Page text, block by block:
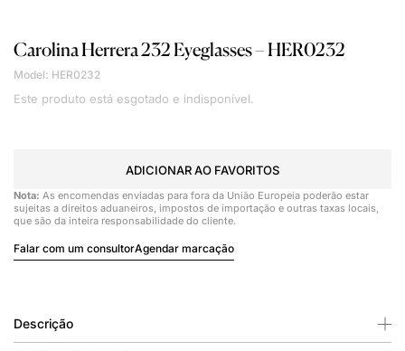
Carolina Herrera232 Eyeglasses – HER0232
Model: HER0232
Este produto está esgotado e indisponível.
ADICIONAR AO FAVORITOS
Nota: As encomendas enviadas para fora da União Europeia poderão estar
sujeitas a direitos aduaneiros, impostos de importação e outras taxas locais,
que são da inteira responsabilidade do cliente.
Falar com um consultorAgendar marcação
Descrição